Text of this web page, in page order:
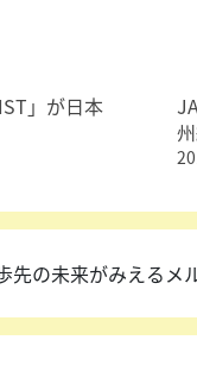
」が日本
先の未来がみえるメ